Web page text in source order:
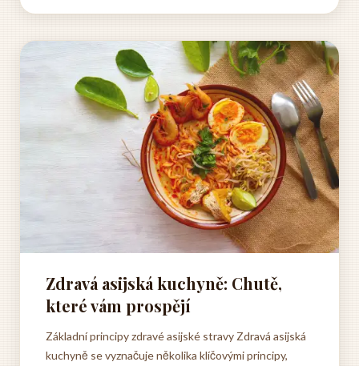
Zdravá asijská kuchyně: Chutě,
které vám prospějí
Základní principy zdravé asijské stravy Zdravá asijská
kuchyně se vyznačuje několika klíčovými principy,